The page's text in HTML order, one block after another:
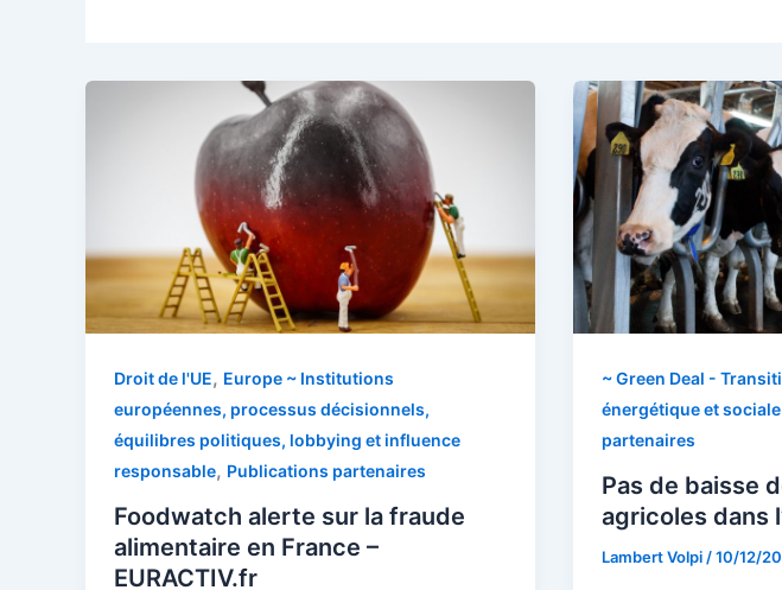
Droit de l'UE, Europe ~ Institutions
européennes, processus décisionnels,
équilibres politiques, lobbying et influence
responsable, Publications partenaires
Foodwatch alerte sur la fraude
alimentaire en France –
EURACTIV.fr
~ Green Deal -
énergétique et
partenaires
Pas de baisse
agricoles dans
Lambert Volpi /10/12/